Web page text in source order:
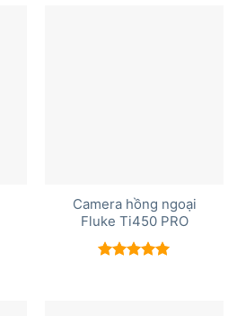
Camera hồng ngoại
Fluke Ti450 PRO